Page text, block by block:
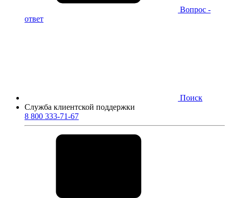
Вопрос -
ответ
Поиск
Служба клиентской поддержки
8 800 333-71-67